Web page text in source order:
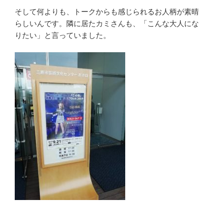
そして何よりも、トークからも感じられるお人柄が素晴
らしいんです。隣に居たカミさんも、「こんな大人にな
りたい」と言っていました。